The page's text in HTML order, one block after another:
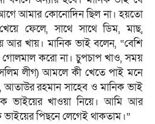
আমার কোনোদিন ছিল না। হয়তো
ফেলে, সাথে সাথে ডিম, মাছ,
খায়। মানিক ভাই বলেন, “বেশি
গোলমাল করো না। চুপচাপ খাও, সময়
লীগ) আমলে কী খেতে পাই মনে
রহমান সাহেব ও মানিক ভাই
ভাইয়ের খাওয়া নিয়ে। আমি আর
পিছনে লেগেই থাকতাম।”